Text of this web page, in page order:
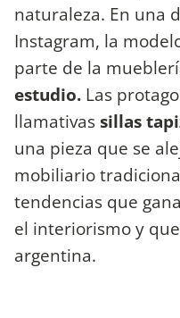
naturaleza. En una
Instagram, la
parte de la
estudio. Las
llamativassillas
una pieza que se
mobiliario
tendencias que
el interiorismo y
argentina.